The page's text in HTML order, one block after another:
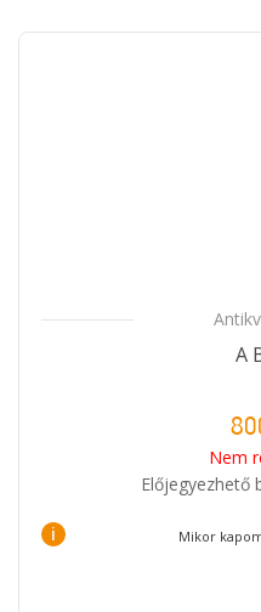
A
Nem
Előjegyezhető
i Mikor